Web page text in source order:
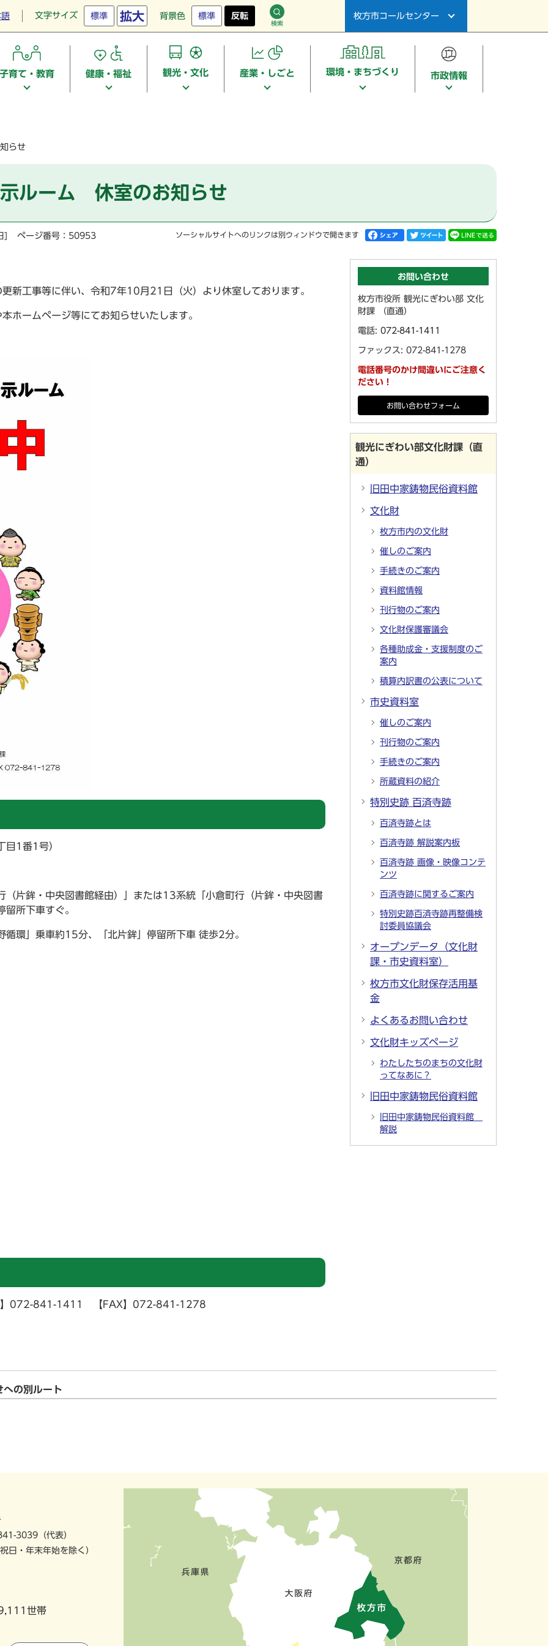
文字サイズ 標準 拡大 背景色 標準 反転
検索
枚方市コールセンター
子育て・教育 健康・福祉 観光・文化 産業・しごと 環境・まちづくり 市政情報
らせ
ルーム 休室のお知らせ
ページ番号：50953 ソーシャルサイトへのリンクは別ウィンドウで開きます
新工事等に伴い、令和7年10月21日（火）より休室しております。
ホームページ等にてお知らせいたします。
目1番1号）
片鉾・中央図書館経由）」または13系統「小倉町行（片鉾・中央図書
所下車すぐ。
環」乗車約15分、「北片鉾」停留所下車 徒歩2分。
072-841-1411 【FAX】072-841-1278
お問い合わせ
枚方市役所 観光にぎわい部 文化
財課 （直通）
電話: 072-841-1411
ファックス: 072-841-1278
電話番号のかけ間違いにご注意く
ださい！
お問い合わせフォーム
観光にぎわい部文化財課（直
通）
旧田中家鋳物民俗資料館
文化財
枚方市内の文化財
催しのご案内
手続きのご案内
資料館情報
刊行物のご案内
文化財保護審議会
各種助成金・支援制度のご
案内
積算内訳書の公表について
市史資料室
催しのご案内
刊行物のご案内
手続きのご案内
所蔵資料の紹介
特別史跡 百済寺跡
百済寺跡とは
百済寺跡 解説案内板
百済寺跡 画像・映像コンテ
ンツ
百済寺跡に関するご案内
特別史跡百済寺跡再整備検
討委員協議会
オープンデータ（文化財
課・市史資料室）
枚方市文化財保存活用基
金
よくあるお問い合わせ
文化財キッズページ
わたしたちのまちの文化財
ってなあに？
旧田中家鋳物民俗資料館
旧田中家鋳物民俗資料館
解説
の別ルート
3039（代表）
日・年末年始を除く）
世帯